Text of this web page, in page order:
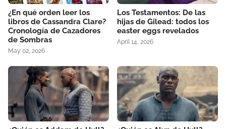
¿En qué orden leer los
libros de Cassandra Clare?
Cronología de Cazadores
de Sombras
May 02, 2026
Los Testamentos: De las
hijas de Gilead: todos los
easter eggs revelados
April 14, 2026